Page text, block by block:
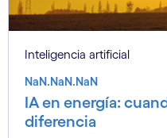
Inteligencia artificial
NaN.NaN.NaN
IA en energía:
diferencia